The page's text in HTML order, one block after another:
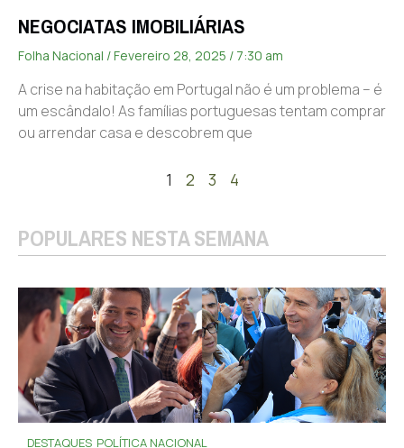
NEGOCIATAS IMOBILIÁRIAS
Folha Nacional Fevereiro 28, 2025 7:30 am
A crise na habitação em Portugal não é um problema – é
um escândalo! As famílias portuguesas tentam comprar
ou arrendar casa e descobrem que
1 2 3 4
POPULARES NESTA SEMANA
DESTAQUES POLÍTICA NACIONAL